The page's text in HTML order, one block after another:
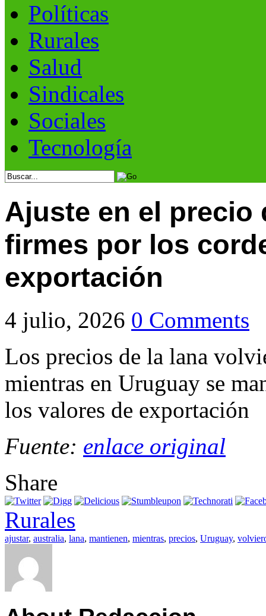
Políticas
Rurales
Salud
Sindicales
Sociales
Tecnología
Ajuste en el precio
firmes por los
exportación
4 julio, 2026 0 Comments
Los precios de la lana
mientras en Uruguay se
los valores de exportación
Fuente: enlace original
Share
Rurales
ajustar, australia, lana, mantienen, mientras, precios, Uruguay,